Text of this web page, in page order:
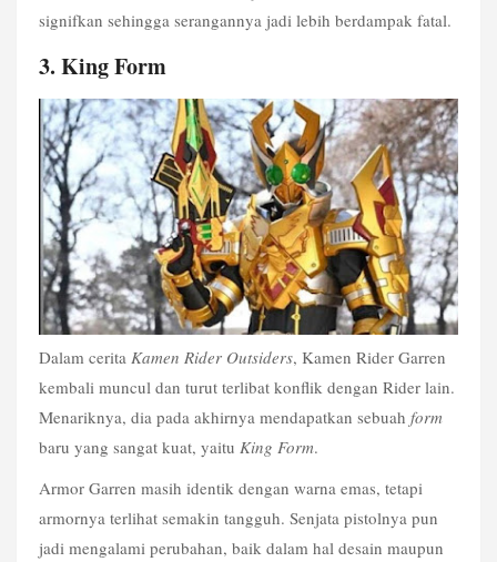
signifkan sehingga serangannya jadi lebih berdampak fatal.
3. King Form
Dalam cerita Kamen Rider Outsiders, Kamen Rider Garren
kembali muncul dan turut terlibat konflik dengan Rider lain.
Menariknya, dia pada akhirnya mendapatkan sebuah form
baru yang sangat kuat, yaitu King Form.
Armor Garren masih identik dengan warna emas, tetapi
armornya terlihat semakin tangguh. Senjata pistolnya pun
jadi mengalami perubahan, baik dalam hal desain maupun